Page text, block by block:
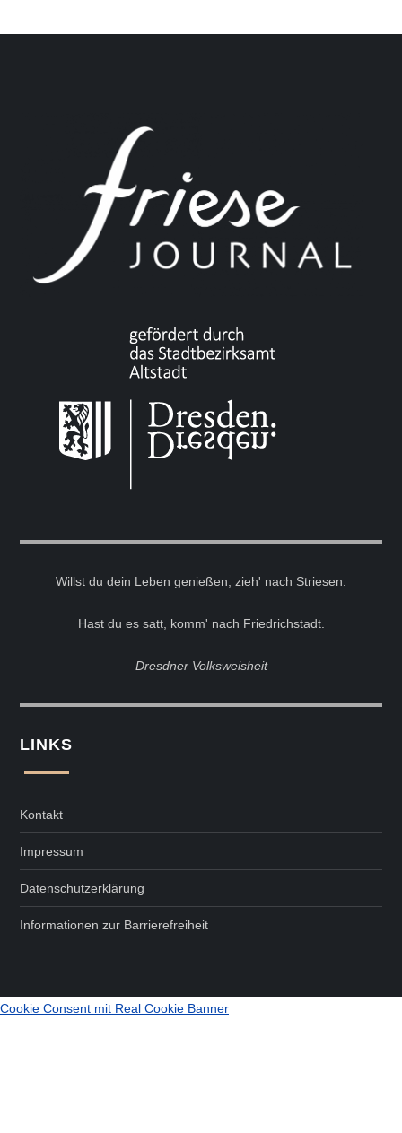
Willst du dein Leben genießen, zieh' nach Striesen.
Hast du es satt, komm' nach Friedrichstadt.
Dresdner Volksweisheit
LINKS
Kontakt
Impressum
Datenschutzerklärung
Informationen zur Barrierefreiheit
Cookie Consent mit Real Cookie Banner